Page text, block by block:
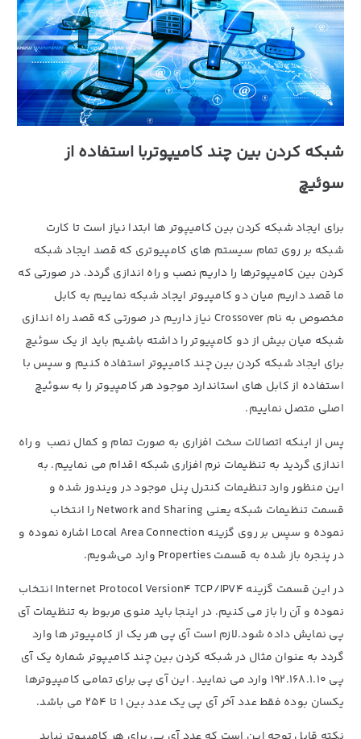
شبکه کردن بین چند کامیپوتربا استفاده از
سوئیچ
برای ایجاد شبکه کردن بین کامیپوتر ها ابتدا نیاز است تا کارت
شبکه بر روی تمام سیستم های کامپیوتری که قصد ایجاد شبکه
کردن بین کامیپوترها را داریم نصب و راه اندازی گردد. در صورتی که
ما قصد داریم میان دو کامپیوتر ایجاد شبکه نماییم به کابل
مخصوص به نام Crossover نیاز داریم در صورتی که قصد راه اندازی
شبکه میان بیش از دو کامپیوتر را داشته باشیم باید از یک سوئیچ
برای ایجاد شبکه کردن بین چند کامیپوتر استفاده کنیم و سپس با
استفاده از کابل های استاندارد موجود هر کامپیوتر را به سوئیچ
اصلی متصل نماییم.
پس از اینکه اتصالات سخت افزاری به صورت تمام و کمال نصب و راه
اندازی گردید به تنظیمات نرم افزاری شبکه اقدام می نماییم. به
این منظور وارد تنظیمات کنترل پنل موجود در ویندوز شده و
قسمت تنظیمات شبکه یعنی Network and Sharing را انتخاب
نموده و سپس بر روی گزینه Local Area Connection اشاره نموده و
در پنجره باز شده به قسمت Properties وارد می‌شویم.
در این قسمت گزینه Internet Protocol Version4 TCP/IPV4 انتخاب
نموده و آن را باز می کنیم. در اینجا باید منوی مربوط به تنظیمات آی
پی نمایش داده شود.لازم است آی پی هر یک از کامپیوتر ها وارد
گردد به عنوان مثال در شبکه کردن بین چند کامیپوتر شماره یک آی
پی 192.168.1.10 وارد می نمایید. این آی پی برای تمامی کامپیوترها
یکسان بوده فقط عدد آخر آی پی یک عدد بین ۱ تا ۲۵۴ می باشد.